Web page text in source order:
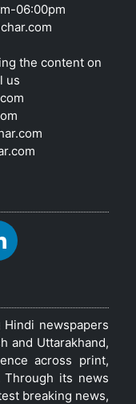
06:00pm
the content on
us
newspapers
and Uttarakhand,
across print,
Through its news
breaking news,